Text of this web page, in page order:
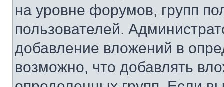
на уровне форумов, групп
пользователей.
добавление вложений в
возможно, что добавлять